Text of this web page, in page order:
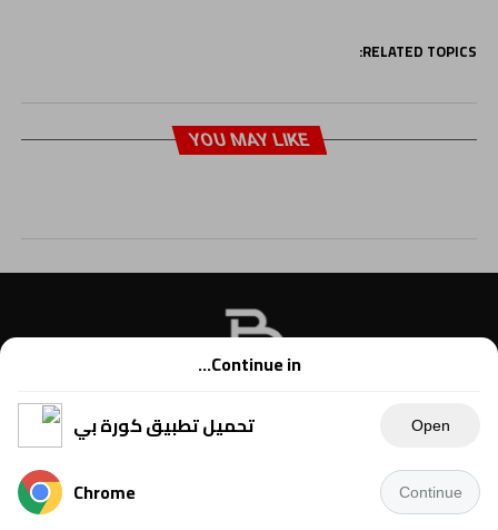
RELATED TOPICS:
YOU MAY LIKE
Copyright © 2021 Kora B, powered by Ahmednet.info
Continue in...
تحميل تطبيق كورة بي
Open
Chrome Continue